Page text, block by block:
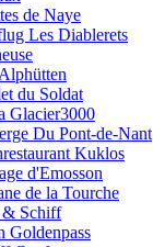
de Naye
Les Diablerets
du Soldat
Glacier3000
Du Pont-de-Nant
Kuklos
d'Emosson
de la Tourche
& Schiff
Goldenpass